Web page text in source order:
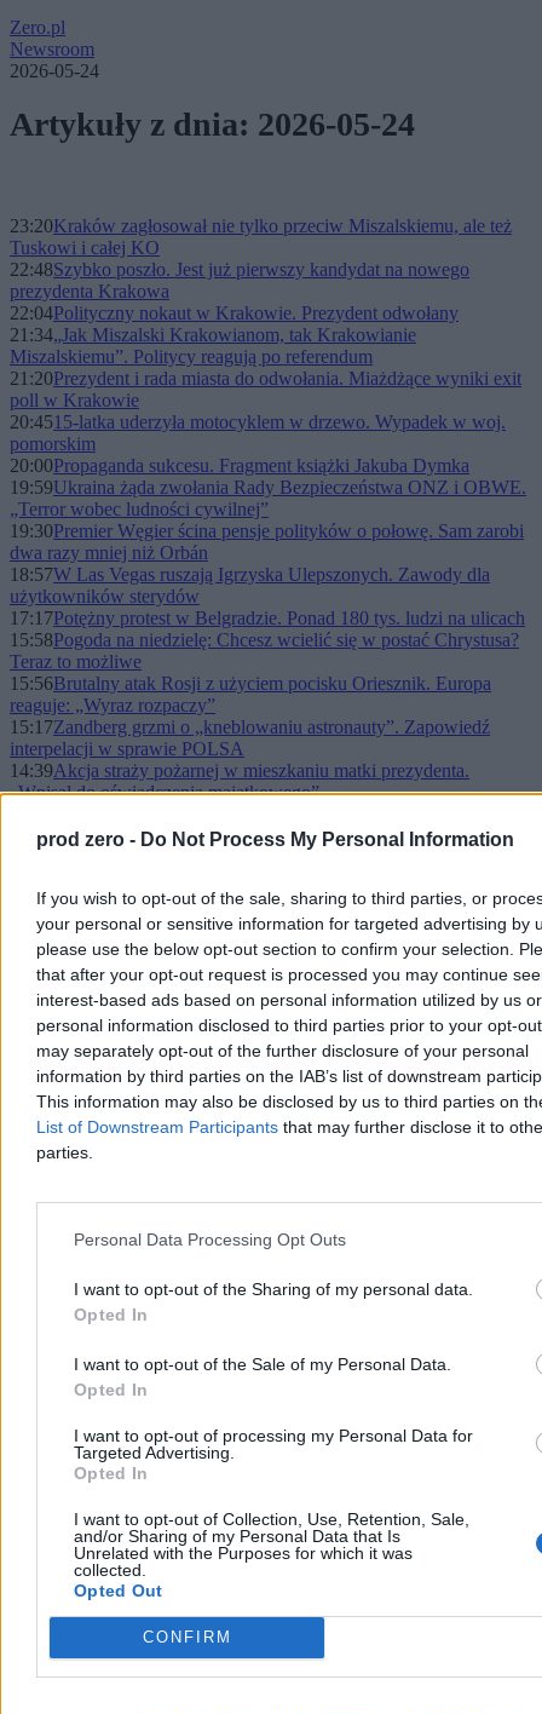
prod zero - Do Not Process My Personal Information
If you wish to opt-out of the sale, sharing to third parties, or
your personal or sensitive information for targeted advertising by
please use the below opt-out section to confirm your selection.
that after your opt-out request is processed you may continue
interest-based ads based on personal information utilized by us or
personal information disclosed to third parties prior to your opt-
may separately opt-out of the further disclosure of your personal
information by third parties on the IAB’s list of downstream
This information may also be disclosed by us to third parties on
List of Downstream Participants that may further disclose it to
parties.
Personal Data Processing Opt Outs
I want to opt-out of the Sharing of my personal data.
Opted In
I want to opt-out of the Sale of my Personal Data.
Opted In
I want to opt-out of processing my Personal Data for
Targeted Advertising.
Opted In
I want to opt-out of Collection, Use, Retention, Sale,
and/or Sharing of my Personal Data that Is
Unrelated with the Purposes for which it was
collected.
Opted Out
CONFIRM
Zero.pl
Newsroom
2026-05-24
Artykuły z dnia: 2026-05-24
23:20Kraków zagłosował nie tylko przeciw Miszalskiemu, ale też
Tuskowi i całej KO
22:48Szybko poszło. Jest już pierwszy kandydat na nowego
prezydenta Krakowa
22:04Polityczny nokaut w Krakowie. Prezydent odwołany
21:34„Jak Miszalski Krakowianom, tak Krakowianie
Miszalskiemu”. Politycy reagują po referendum
21:20Prezydent i rada miasta do odwołania. Miażdżące wyniki exit
poll w Krakowie
20:4515-latka uderzyła motocyklem w drzewo. Wypadek w woj.
pomorskim
20:00Propaganda sukcesu. Fragment książki Jakuba Dymka
19:59Ukraina żąda zwołania Rady Bezpieczeństwa ONZ i OBWE.
„Terror wobec ludności cywilnej”
19:30Premier Węgier ścina pensje polityków o połowę. Sam zarobi
dwa razy mniej niż Orbán
18:57W Las Vegas ruszają Igrzyska Ulepszonych. Zawody dla
użytkowników sterydów
17:17Potężny protest w Belgradzie. Ponad 180 tys. ludzi na ulicach
15:58Pogoda na niedzielę: Chcesz wcielić się w postać Chrystusa?
Teraz to możliwe
15:56Brutalny atak Rosji z użyciem pocisku Oriesznik. Europa
reaguje: „Wyraz rozpaczy”
15:17Zandberg grzmi o „kneblowaniu astronauty”. Zapowiedź
interpelacji w sprawie POLSA
14:39Akcja straży pożarnej w mieszkaniu matki prezydenta.
„Wpisał do oświadczenia majątkowego”
13:28„Sami biegamy na policję”. Sakiewicz o prowokacjach w
ludziach
13:14Sondaż po głośnej aferze. Polacy wypowiedzieli się o
kryptoaktywach
12:51
Wjechał Corvettą nad Morskie Oko. Nowe ustalenia o
12:23Cios w nielegalny hazard. Tysiące stron zablokowanych przez
KAS
12:08Afera w Sopocie. W sieci burza pod jednym zdjęciem
11:44Czarna seria w Australii. Kolejny śmiertelny atak rekina
11:43Znany trener zostaje za kratkami. W tle zarzuty o
molestowanie dzieci
Kijów w ogniu. Śmiercionośny Oriesznik użyty po raz trzeci
10:10Wieczorem program specjalny w telewizji Zero. Wcześniej
10:04Kasia wyszła z domu 26 lat temu. Służby wracają do dramatu
„Pistolet przyłożony do głowy” Zachodu? Ekspert o porażce
„Fala głupich spekulacji”. Tusk po akcji służb u prezydenta
Kraków decyduje. W stolicy Małopolski ruszyło referendum
Roje dronów, rakiety i kilka fal uderzeń. Rosja uderzyła na
Cieśnina Ormuz otwarta przez 60 dni? Wyciekły szczegóły
Strzelanina pod Białym Domem. Trump bezpieczny
Interwencja w domu prezydenta. „Strażak podjął decyzję o
siłowym wejściu”